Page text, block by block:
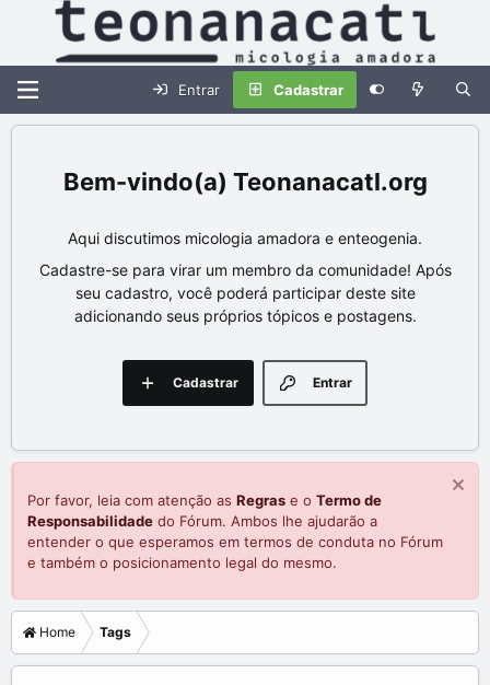
Entrar Cadastrar
Teonanacatl.org
Aqui discutimos micologia amadora e enteogenia.
Cadastre-se para virar um membro da comunidade! Após
seu cadastro, você poderá participar deste site
adicionando seus próprios tópicos e postagens.
Entrar
Cadastrar
Por favor, leia com atenção as Regras e o Termo de
Responsabilidade do Fórum. Ambos lhe ajudarão a
entender o que esperamos em termos de conduta no Fórum
e também o posicionamento legal do mesmo.
Home Tags